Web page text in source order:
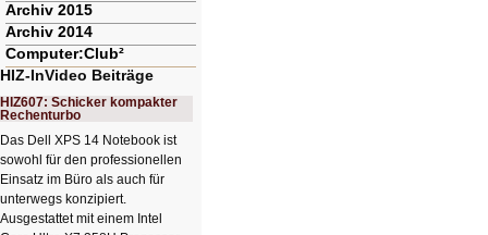
Archiv 2015
Archiv 2014
Computer:Club²
HIZ-InVideo Beiträge
HIZ607: Schicker kompakter
Rechenturbo
Das Dell XPS 14 Notebook ist
sowohl für den professionellen
Einsatz im Büro als auch für
unterwegs konzipiert.
Ausgestattet mit einem Intel